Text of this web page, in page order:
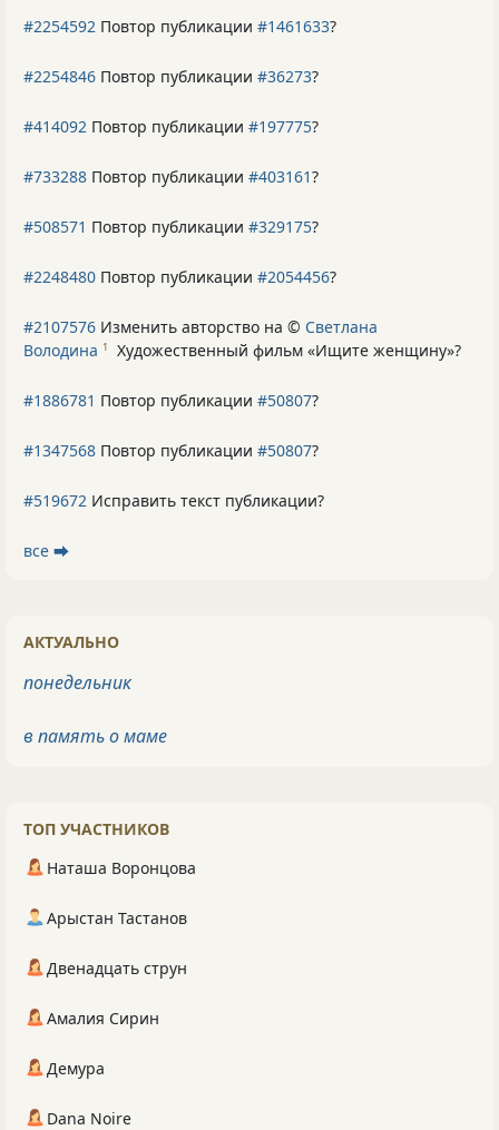
#2254592 Повтор публикации #1461633?
#2254846 Повтор публикации #36273?
#414092 Повтор публикации #197775?
#733288 Повтор публикации #403161?
#508571 Повтор публикации #329175?
#2248480 Повтор публикации #2054456?
#2107576 Изменить авторство на © Светлана
Володина 1 Художественный фильм «Ищите женщину»?
#1886781 Повтор публикации #50807?
#1347568 Повтор публикации #50807?
#519672 Исправить текст публикации?
все ⮕
АКТУАЛЬНО
понедельник
в память о маме
ТОП УЧАСТНИКОВ
Наташа Воронцова
Арыстан Тастанов
Двенадцать струн
Амалия Сирин
Демура
Dana Noire